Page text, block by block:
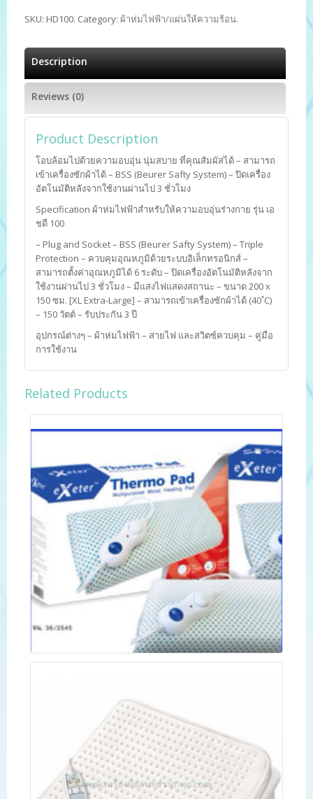
SKU: HD100. Category: ผ้าห่มไฟฟ้า/แผ่นให้ความร้อน.
Description
Reviews (0)
Product Description
โอบล้อมไปด้วยความอบอุ่น นุ่มสบาย ที่คุณสัมผัสได้ – สามารถ
เข้าเครื่องซักผ้าได้ – BSS (Beurer Safty System) – ปิดเครื่อง
อัตโนมัติหลังจากใช้งานผ่านไป 3 ชั่วโมง
Specification ผ้าห่มไฟฟ้าสำหรับให้ความอบอุ่นร่างกาย รุ่น เอ
ชดี 100
– Plug and Socket – BSS (Beurer Safty System) – Triple
Protection – ควบคุมอุณหภูมิด้วยระบบอิเล็กทรอนิกส์ –
สามารถตั้งค่าอุณหภูมิได้ 6 ระดับ – ปิดเครื่องอัตโนมัติหลังจาก
ใช้งานผ่านไป 3 ชั่วโมง – มีแสงไฟแสดงสถานะ – ขนาด 200 x
150 ซม. [XL Extra-Large] – สามารถเข้าเครื่องซักผ้าได้ (40 ํC)
– 150 วัตต์ – รับประกัน 3 ปี
อุปกรณ์ต่างๆ – ผ้าห่มไฟฟ้า – สายไฟ และสวิตซ์ควบคุม – คู่มือ
การใช้งาน
Related Products
แผ่นให้ความร้อน Exeter Thermo Pad รุ่นผืนเล็ก
Read more